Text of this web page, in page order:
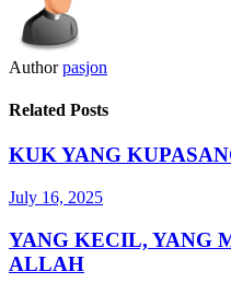
Author pasjon
Related Posts
KUK YANG
July 16, 2025
YANG KECIL, YANG
ALLAH